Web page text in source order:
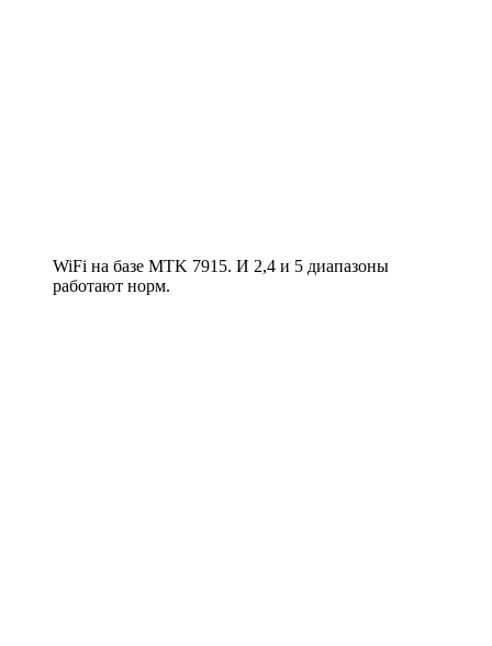
WiFi на базе MTK 7915. И 2,4 и 5 диапазоны
работают норм.